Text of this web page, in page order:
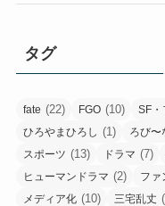
タグ
fate (22) FGO (10) SF・
ひろやまひろし (1) ろび〜
スポーツ (13) ドラマ (7)
ヒューマンドラマ (2) ファ
メディア化 (10) 三宅乱丈